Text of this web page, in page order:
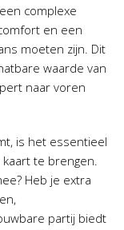
complexe
en een
moeten zijn. Dit
waarde van
naar voren
is het essentieel
te brengen.
Heb je extra
partij biedt